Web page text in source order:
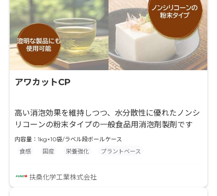
アワカットCP
高い消泡効果を維持しつつ、水分散性に優れたノンシ
リコーンの粉末タイプの一般食品用消泡剤製剤です
内容量：1kg×10袋/ラベル段ボールケース
食感
国産 栄養強化 プラントベース
扶桑化学工業株式会社